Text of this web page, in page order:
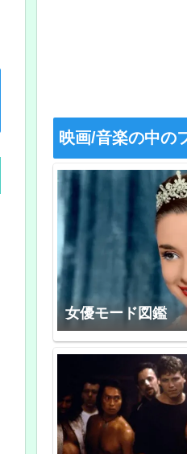
映画/音楽の中の
女優モード図鑑